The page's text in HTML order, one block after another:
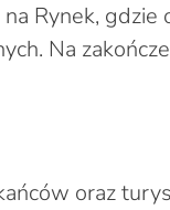
Rynek, gdzie
Na
oraz